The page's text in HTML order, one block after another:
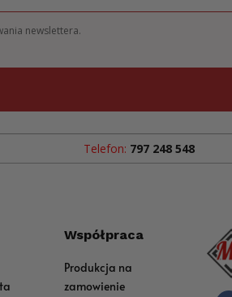
newslettera.
Telefon: 797 248 548
Współpraca
Produkcja na
zamowienie